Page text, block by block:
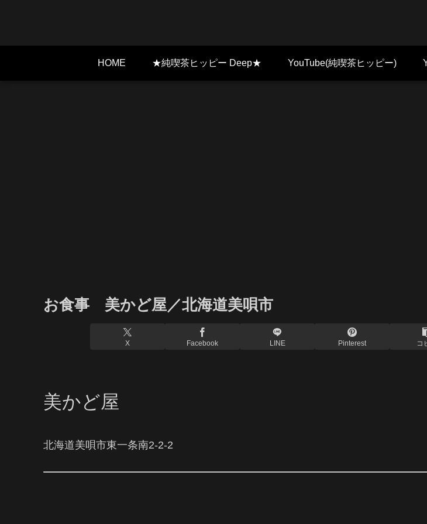
HOME ★純喫茶ヒッピー Deep★ YouTube(純喫茶ヒッピー)
お食事 美かど屋／北海道美唄市
X Facebook LINE Pinterest コ
美かど屋
北海道美唄市東一条南2-2-2